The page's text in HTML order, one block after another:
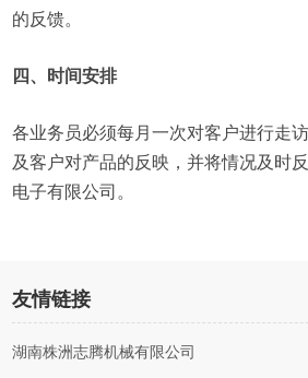
的反馈。
四、时间安排
各业务员必须每月一次对客户进行走
及客户对产品的反映，并将情况及时
电子有限公司。
友情链接
湖南株洲志腾机械有限公司